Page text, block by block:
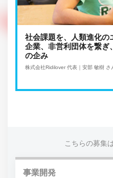
社会課題を、人類進化の
企業、非営利団体を繋ぎ
の企み
株式会社Ridilover 代表｜安部 敏樹 さ
こちらの募集
事業開発